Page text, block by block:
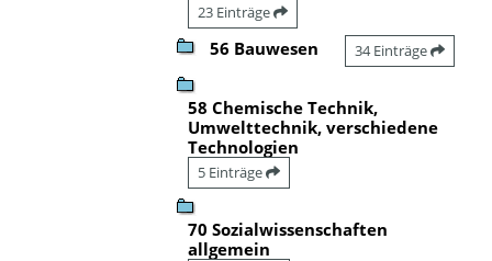
23 Einträge
56 Bauwesen 34 Einträge
58 Chemische Technik,
Umwelttechnik, verschiedene
Technologien
5 Einträge
70 Sozialwissenschaften
allgemein